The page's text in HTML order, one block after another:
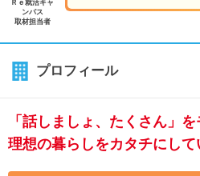
Ｒｅ就活キャ
ンパス
取材担当者
プロフィール
「話しましょ、たくさん」
理想の暮らしをカタチにして